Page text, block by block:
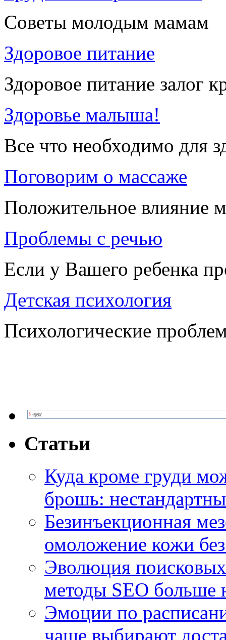
Советы молодым мамам
Здоровое питание
Здоровое питание залог
Здоровье малыша!
Все что необходимо для
Поговорим о массаже
Положительное влияние
Проблемы с речью
Если у Вашего ребенка
Детская психология
Психологические
Статьи
Куда кроме груди
брошь:
Безинъекционная
омоложение кожи
Эволюция
методы SEO больше
Эмоции по
чаще выбирают